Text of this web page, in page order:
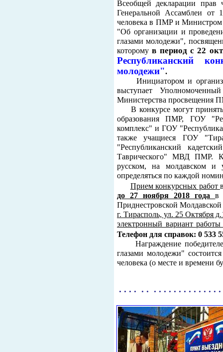
Всеобщей декларации прав
Генеральной Ассамблеи от
человека в ПМР и
"Об организации и
глазами молодежи",
которомув период с 22
Республиканский
молодежи".
Инициатором и
выступает
Министерства просвещения
В конкурсе могут принять
образования ПМР, ГОУ
комплекс" и ГОУ
также учащиеся ГОУ
"Республиканский
Таврического" МВД ПМР.
русском, на молдавском и
определяться по каждой
Прием конкурсных работ
до 27 ноября 2018 годав
Приднестровской Молдавской
г. Тирасполь, ул. 25 Октября
электронный вариант
Телефон для справок: 0 533
Награждение победителей
глазами молодежи"
человека (о месте и времени
. . . . . . . . . . . . . . . . . . . .